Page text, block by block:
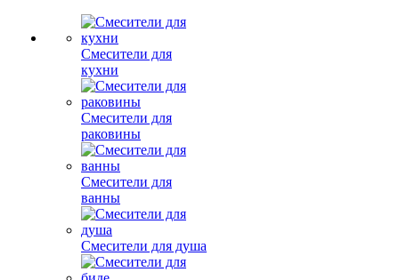
Смесители для
кухни
Смесители для
раковины
Смесители для
ванны
Смесители для душа